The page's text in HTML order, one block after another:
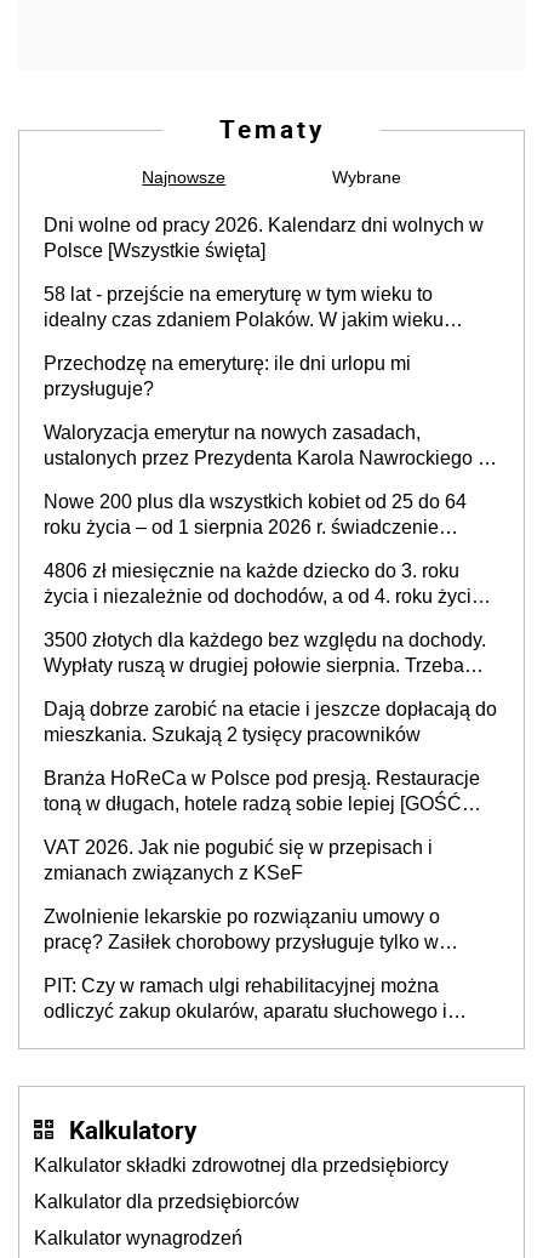
Tematy
Najnowsze Wybrane
Dni wolne od pracy 2026. Kalendarz dni wolnych w
Polsce [Wszystkie święta]
58 lat - przejście na emeryturę w tym wieku to
idealny czas zdaniem Polaków. W jakim wieku
Przechodzę na emeryturę: ile dni urlopu mi
przysługuje?
Waloryzacja emerytur na nowych zasadach,
ustalonych przez Prezydenta Karola Nawrockiego –
podwyżka świadczeń?
Nowe 200 plus dla wszystkich kobiet od 25 do 64
roku życia – od 1 sierpnia 2026 r. świadczenie
4806 zł miesięcznie na każde dziecko do 3. roku
życia i niezależnie od dochodów, a od 4. roku życia
spadku liczby urodzeń w Polsce
3500 złotych dla każdego bez względu na dochody.
Wypłaty ruszą w drugiej połowie sierpnia. Trzeba
Dają dobrze zarobić na etacie i jeszcze dopłacają do
mieszkania. Szukają 2 tysięcy pracowników
Branża HoReCa w Polsce pod presją. Restauracje
toną w długach, hotele radzą sobie lepiej [GOŚĆ
VAT 2026. Jak nie pogubić się w przepisach i
zmianach związanych z KSeF
Zwolnienie lekarskie po rozwiązaniu umowy o
pracę? Zasiłek chorobowy przysługuje tylko w
stosunku pracy
PIT: Czy w ramach ulgi rehabilitacyjnej można
odliczyć zakup okularów, aparatu słuchowego i
Kalkulatory
Kalkulator składki zdrowotnej dla przedsiębiorcy
Kalkulator dla przedsiębiorców
Kalkulator wynagrodzeń